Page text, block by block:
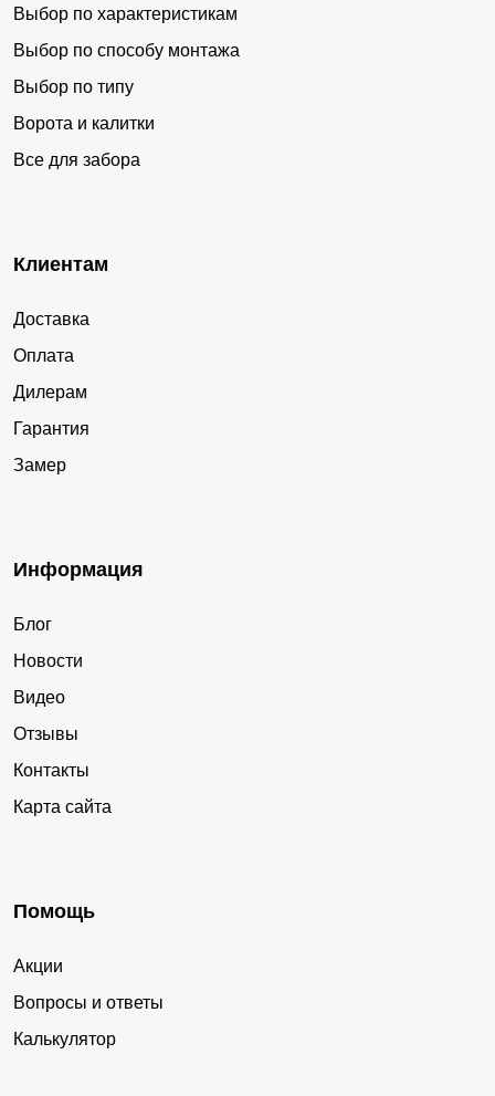
Выбор по характеристикам
Выбор по способу монтажа
Выбор по типу
Ворота и калитки
Все для забора
Клиентам
Доставка
Оплата
Дилерам
Гарантия
Замер
Информация
Блог
Новости
Видео
Отзывы
Контакты
Карта сайта
Помощь
Акции
Вопросы и ответы
Калькулятор